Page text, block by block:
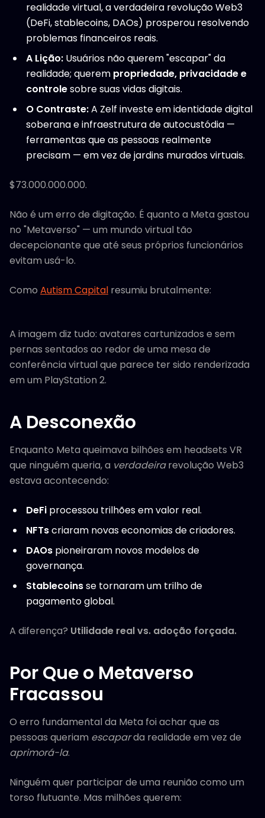
realidade virtual, a verdadeira revolução Web3
(DeFi, stablecoins, DAOs) prosperou resolvendo
problemas financeiros reais.
A Lição: Usuários não querem "escapar" da
realidade; querem propriedade, privacidade e
controlesobre suas vidas digitais.
O Contraste:A Zelf investe em identidade digital
soberana e infraestrutura de autocustódia —
ferramentas que as pessoas realmente
precisam — em vez de jardins murados virtuais.
$73.000.000.000.
Não é um erro de digitação. É quanto a Meta gastou
no "Metaverso" — um mundo virtual tão
decepcionante que até seus próprios funcionários
evitam usá-lo.
Como Autism Capital resumiu brutalmente:
A imagem diz tudo: avatares cartunizados e sem
pernas sentados ao redor de uma mesa de
conferência virtual que parece ter sido renderizada
em um PlayStation 2.
A Desconexão
Enquanto Meta queimava bilhões em headsets VR
que ninguém queria, a verdadeirarevolução Web3
estava acontecendo:
DeFi processou trilhões em valor real.
NFTscriaram novas economias de criadores.
DAOs pioneiraram novos modelos de
governança.
Stablecoinsse tornaram um trilho de
pagamento global.
A diferença? Utilidade real vs. adoção forçada.
Por Que o Metaverso
Fracassou
O erro fundamental da Meta foi achar que as
pessoas queriam escaparda realidade em vez de
aprimorá-la.
Ninguém quer participar de uma reunião como um
torso flutuante. Mas milhões querem: